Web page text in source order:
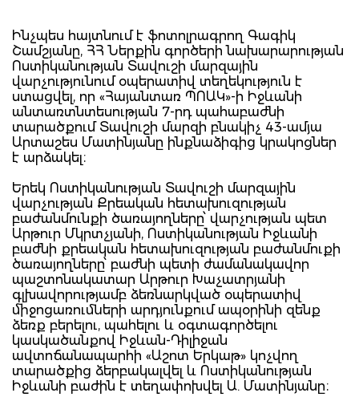
Ինչպես հայտնում է ֆոտոլրագրող Գագիկ
Շամշյանը, ՀՀ Ներքին գործերի նախարարության
Ոստիկանության Տավուշի մարզային
վարչությունում օպերատիվ տեղեկություն է
ստացվել, որ «Հայանտառ ՊՈԱԿ»-ի Իջևանի
անտառտնտեսության 7-րդ պահաբաժնի
տարածքում Տավուշի մարզի բնակիչ 43-ամյա
Արտաշես Մատինյանը ինքնաձիգից կրակոցներ
է արձակել։
Երեկ Ոստիկանության Տավուշի մարզային
վարչության Քրեական հետախուզության
բաժանմունքի ծառայողները՝ վարչության պետ
Արթուր Մկրտչյանի, Ոստիկանության Իջևանի
բաժնի քրեական հետախուզության բաժանմուքի
ծառայողները՝ բաժնի պետի ժամանակավոր
պաշտոնակատար Արթուր Խաչատրյանի
գլխավորությամբ ձեռնարկված օպերատիվ
միջոցառումների արդյունքում ապօրինի զենք
ձեռք բերելու, պահելու և օգտագործելու
կասկածանքով Իջևան-Դիլիջան
ավտոճանապարհի «Աշոտ Երկաթ» կոչվող
տարածքից ձերբակալվել և Ոստիկանության
Իջևանի բաժին է տեղափոխվել Ա. Մատինյանը։